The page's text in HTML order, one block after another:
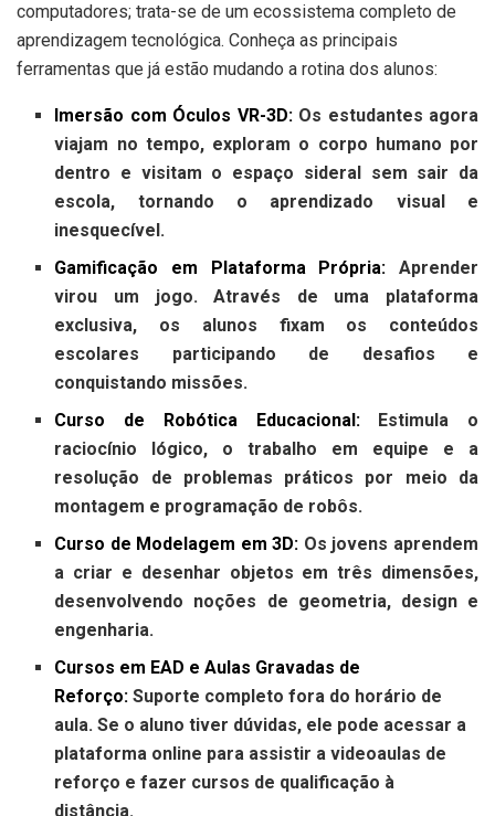
computadores; trata-se de um ecossistema completo de
aprendizagem tecnológica. Conheça as principais
ferramentas que já estão mudando a rotina dos alunos:
Imersão com Óculos VR-3D:Os estudantes agora
viajam no tempo, exploram o corpo humano por
dentro e visitam o espaço sideral sem sair da
escola, tornando o aprendizado visual e
inesquecível.
Gamificação em Plataforma Própria: Aprender
virou um jogo. Através de uma plataforma
exclusiva, os alunos fixam os conteúdos
escolares participando de desafios e
conquistando missões.
Curso de Robótica Educacional:
Estimula o
raciocínio lógico, o trabalho em equipe e a
resolução de problemas práticos por meio da
montagem e programação de robôs.
Curso de Modelagem em 3D: Os jovens aprendem
a criar e desenhar objetos em três dimensões,
desenvolvendo noções de geometria, design e
engenharia.
Cursos em EAD e Aulas Gravadas de
Reforço: Suporte completo fora do horário de
aula. Se o aluno tiver dúvidas, ele pode acessar a
plataforma online para assistir a videoaulas de
reforço e fazer cursos de qualificação à
distância.